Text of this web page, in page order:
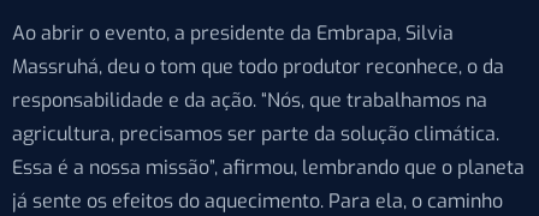
Ao abrir o evento, a presidente da Embrapa, Silvia
Massruhá, deu o tom que todo produtor reconhece, o da
responsabilidade e da ação. “Nós, que trabalhamos na
agricultura, precisamos ser parte da solução climática.
Essa é a nossa missão”, afirmou, lembrando que o planeta
já sente os efeitos do aquecimento. Para ela, o caminho